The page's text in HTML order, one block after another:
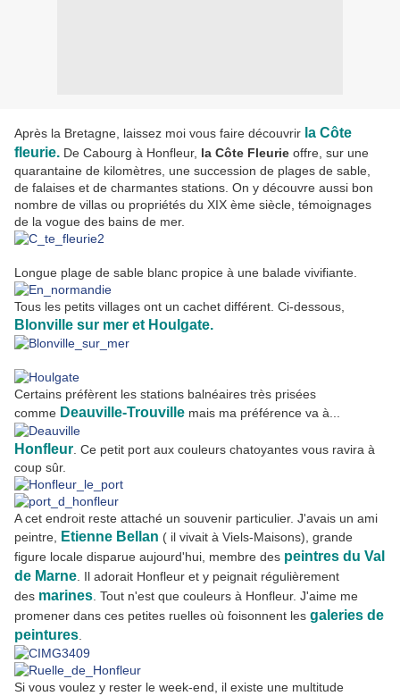
Après la Bretagne, laissez moi vous faire découvrir la Côte
fleurie. De Cabourg à Honfleur, la Côte Fleurie offre, sur une
quarantaine de kilomètres, une succession de plages de sable,
de falaises et de charmantes stations. On y découvre aussi bon
nombre de villas ou propriétés du XIX ème siècle, témoignages
de la vogue des bains de mer.
Longue plage de sable blanc propice à une balade vivifiante.
Tous les petits villages ont un cachet différent. Ci-dessous,
Blonville sur mer et Houlgate.
Certains préfèrent les stations balnéaires très prisées
comme Deauville-Trouville mais ma préférence va à...
Honfleur . Ce petit port aux couleurs chatoyantes vous ravira à
coup sûr.
A cet endroit reste attaché un souvenir particulier. J'avais un ami
peintre,
Etienne Bellan ( il vivait à Viels-Maisons), grande
figure locale disparue aujourd'hui, membre des peintres du Val
de Marne . Il adorait Honfleur et y peignait régulièrement
des marines . Tout n'est que couleurs à Honfleur. J'aime me
promener dans ces petites ruelles où foisonnent les galeries de
peintures
Si vous voulez y rester le week-end, il existe une multitude